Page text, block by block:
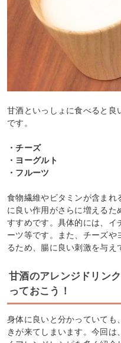
甘酒といっしょに食べると良
です。
・チーズ
・ヨーグルト
・フルーツ
食物繊維やビタミンが含まれ
に良い作用がさらに増えるた
すすめです。具体的には、イ
ーツ等です。また、チーズや
るため、腸に良い刺激を与え
甘酒のアレンジドリン
っておこう！
身体に良いと分かっていても
きが来てしまいます。今回